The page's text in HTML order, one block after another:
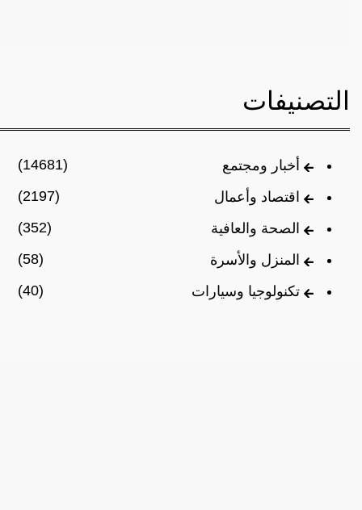
التصنيفات
أخبار ومجتمع
(14681)
اقتصاد وأعمال
(2197)
الصحة والعافية
(352)
المنزل والأسرة
(58)
تكنولوجيا وسيارات
(40)